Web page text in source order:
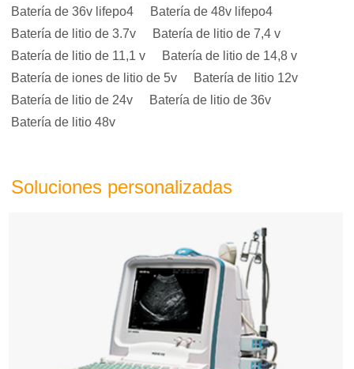
Batería de 36v lifepo4
Batería de 48v lifepo4
Batería de litio de 3.7v
Batería de litio de 7,4 v
Batería de litio de 11,1 v
Batería de litio de 14,8 v
Batería de iones de litio de 5v
Batería de litio 12v
Batería de litio de 24v
Batería de litio de 36v
Batería de litio 48v
Soluciones personalizadas